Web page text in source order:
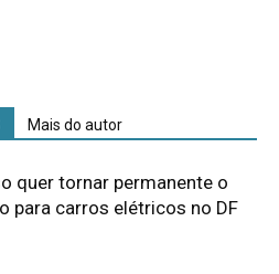
Mais do autor
quer tornar permanente o
para carros elétricos no DF